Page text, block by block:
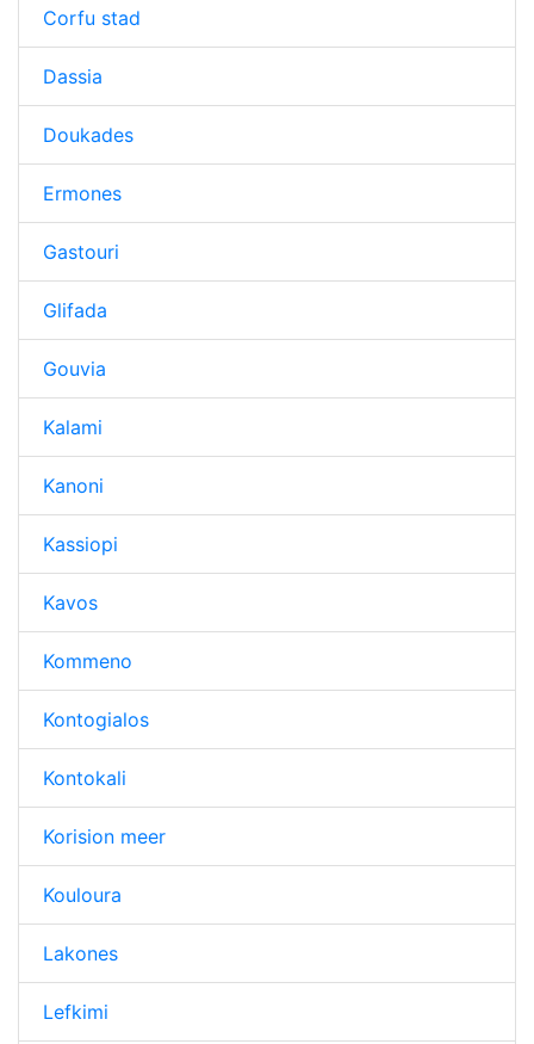
Corfu stad
Dassia
Doukades
Ermones
Gastouri
Glifada
Gouvia
Kalami
Kanoni
Kassiopi
Kavos
Kommeno
Kontogialos
Kontokali
Korision meer
Kouloura
Lakones
Lefkimi